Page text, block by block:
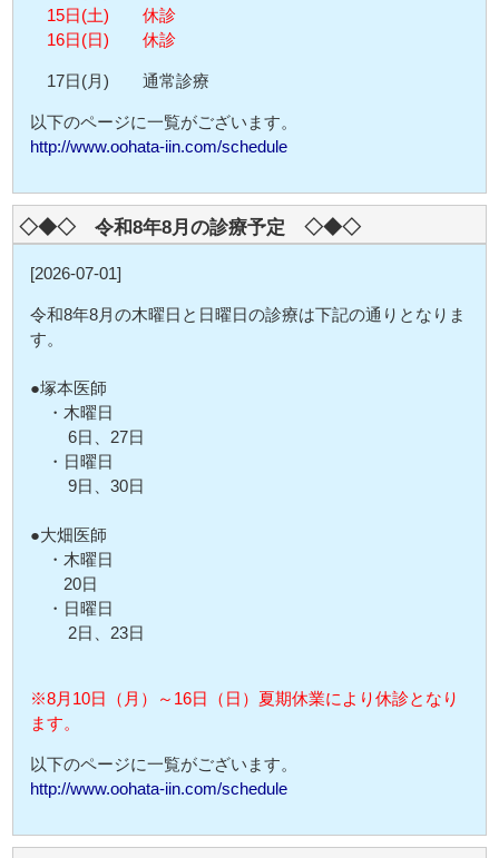
15日(土) 休診
16日(日) 休診
17日(月) 通常診療
以下のページに一覧がございます。
http://www.oohata-iin.com/schedule
◇◆◇ 令和8年8月の診療予定 ◇◆◇
[2026-07-01]
令和8年8月の木曜日と日曜日の診療は下記の通りとなりま
す。
●塚本医師
・木曜日
6日、27日
・日曜日
9日、30日
●大畑医師
・木曜日
20日
・日曜日
2日、23日
※8月10日（月）～16日（日）夏期休業により休診となり
ます。
以下のページに一覧がございます。
http://www.oohata-iin.com/schedule